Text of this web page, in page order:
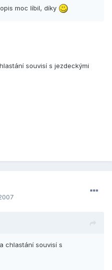
moc líbil, díky
souvisí s jezdeckými
chlastání souvisí s